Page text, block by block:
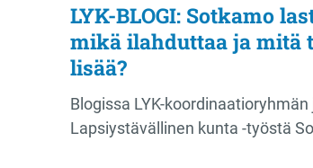
LYK-BLOGI: Sotkamo
mikä ilahduttaa ja mitä
lisää?
Blogissa LYK-
Lapsiystävällinen kunta -työstä